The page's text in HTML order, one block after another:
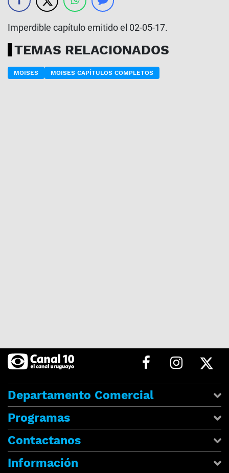
Imperdible capítulo emitido el 02-05-17.
TEMAS RELACIONADOS
MOISES MOISES CAPÍTULOS COMPLETOS
Departamento Comercial
Programas
Contactanos
Información